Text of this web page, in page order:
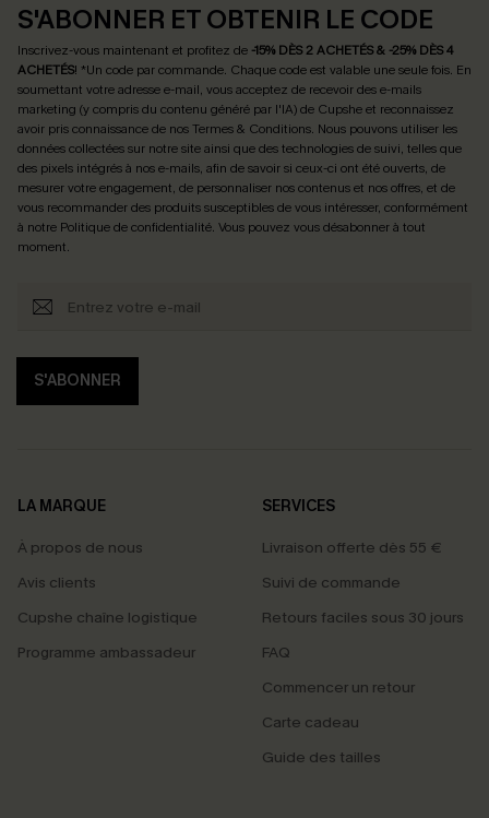
S'ABONNER ET OBTENIR LE CODE
Inscrivez-vous maintenant et profitez de -15% DÈS 2 ACHETÉS & -25% DÈS 4
ACHETÉS! *Un code par commande. Chaque code est valable une seule fois. En
soumettant votre adresse e-mail, vous acceptez de recevoir des e-mails
marketing (y compris du contenu généré par l'IA) de Cupshe et reconnaissez
avoir pris connaissance de nosTermes & Conditions. Nous pouvons utiliser les
données collectées sur notre site ainsi que des technologies de suivi, telles que
des pixels intégrés à nos e-mails, afin de savoir si ceux-ci ont été ouverts, de
mesurer votre engagement, de personnaliser nos contenus et nos offres, et de
vous recommander des produits susceptibles de vous intéresser, conformément
à notre Politique de confidentialité. Vous pouvez vous désabonner à tout
moment.
S'ABONNER
LA MARQUE
À propos de nous
Avis clients
Cupshe chaîne logistique
Programme ambassadeur
SERVICES
Livraison offerte dès 55 €
Suivi de commande
Retours faciles sous 30 jours
FAQ
Commencer un retour
Carte cadeau
Guide des tailles